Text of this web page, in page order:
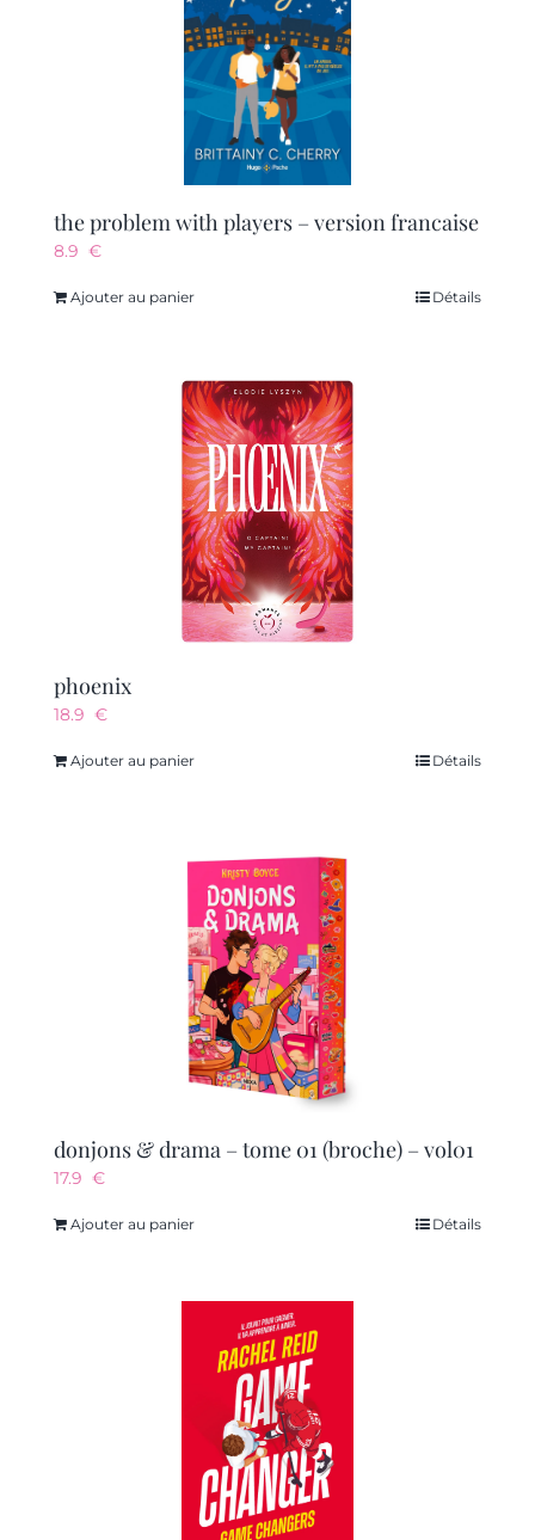
the problem with players – version francaise
8.9 €
Ajouter au panier Détails
phoenix
18.9 €
Ajouter au panier Détails
donjons & drama – tome 01 (broche) – vol01
17.9 €
Ajouter au panier Détails